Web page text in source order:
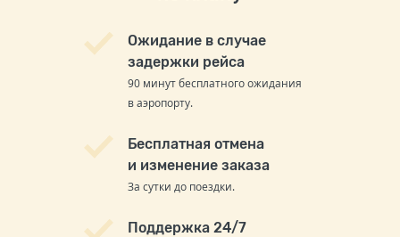
Ожидание в случае
задержки рейса
90 минут бесплатного ожидания
в аэропорту.
Бесплатная отмена
и изменение заказа
За сутки до поездки.
Поддержка 24/7